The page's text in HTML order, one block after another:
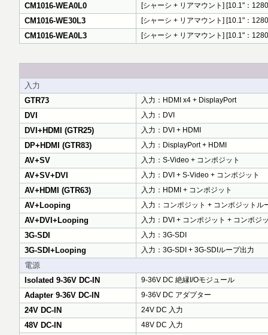
CM1016-WEA0L0 [シャーシ + リアマウント] [10.1"：
CM1016-WE30L3 [シャーシ + リアマウント] [10.1"：
CM1016-WEA0L3 [シャーシ + リアマウント] [10.1"：
入力
GTR73
入力：HDMI x4 + DisplayPort
DVI 入力：DVI
DVI+HDMI (GTR25) 入力：DVI + HDMI
DP+HDMI (GTR83) 入力：DisplayPort + HDMI
AV+SV 入力：S-Video + コンポジット
AV+SV+DVI 入力：DVI + S-Video + コンポジット
AV+HDMI (GTR63) 入力：HDMI + コンポジット
AV+Looping 入力：コンポジット + コンポジットル
AV+DVI+Looping 入力：DVI + コンポジット + コンポジ
3G-SDI 入力：3G-SDI
3G-SDI+Looping 入力：3G-SDI + 3G-SDIループ出力
電源
Isolated 9-36V DC-IN
9-36V DC 絶縁I/Oモジュール
Adapter 9-36V DC-IN 9-36V DC アダプター
24V DC-IN 24V DC 入力
48V DC-IN 48V DC 入力